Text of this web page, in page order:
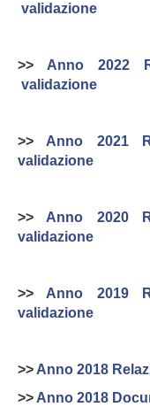
validazione
>> Anno 2022
validazione
>> Anno 2021
validazione
>> Anno 2020
validazione
>> Anno 2019
validazione
>> Anno 2018
>> Anno 2018